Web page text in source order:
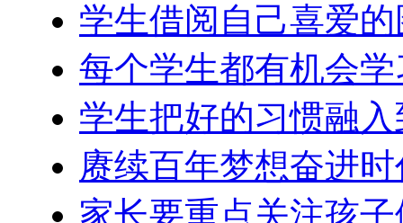
学生借阅自己喜爱
每个学生都有机会
学生把好的习惯融
赓续百年梦想奋进
家长要重点关注孩